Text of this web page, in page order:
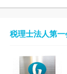
税理士法人第一